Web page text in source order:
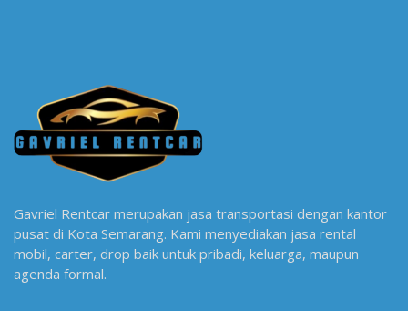
Gavriel Rentcar merupakan jasa transportasi dengan kantor
pusat di Kota Semarang. Kami menyediakan jasa rental
mobil, carter, drop baik untuk pribadi, keluarga, maupun
agenda formal.